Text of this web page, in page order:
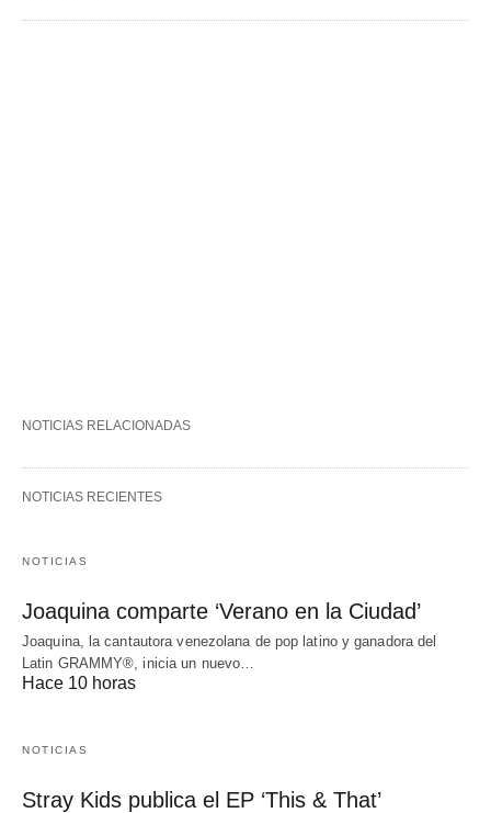
NOTICIAS RELACIONADAS
NOTICIAS RECIENTES
NOTICIAS
Joaquina comparte ‘Verano en la Ciudad’
Joaquina, la cantautora venezolana de pop latino y ganadora del
Latin GRAMMY®, inicia un nuevo…
Hace 10 horas
NOTICIAS
Stray Kids publica el EP ‘This & That’